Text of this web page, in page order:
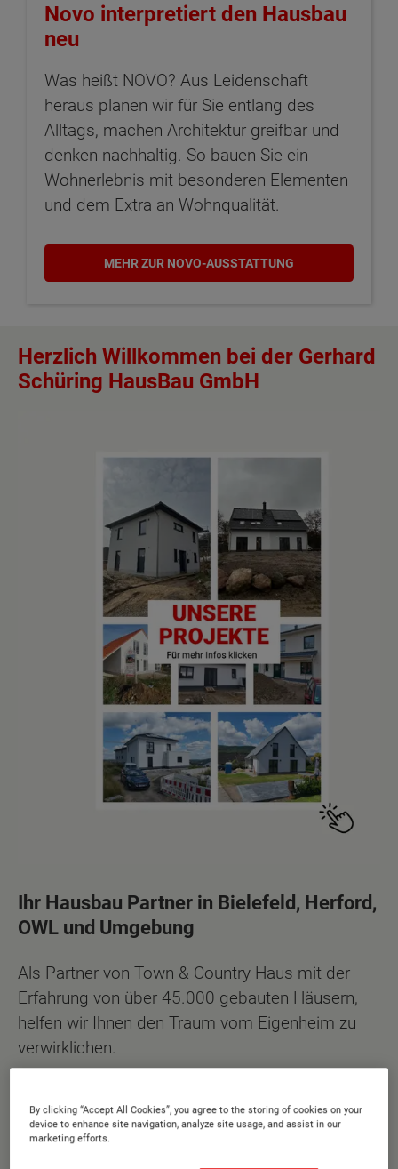
Novo interpretiert den Hausbau
neu
Was heißt NOVO? Aus Leidenschaft
heraus planen wir für Sie entlang des
Alltags, machen Architektur greifbar und
denken nachhaltig. So bauen Sie ein
Wohnerlebnis mit besonderen Elementen
und dem Extra an Wohnqualität.
MEHR ZUR NOVO-AUSSTATTUNG
Herzlich Willkommen bei der Gerhard
Schüring HausBau GmbH
Ihr Hausbau Partner in Bielefeld, Herford,
OWL und Umgebung
Als Partner von Town & Country Haus mit der
Erfahrung von über 45.000 gebauten Häusern,
helfen wir Ihnen den Traum vom Eigenheim zu
verwirklichen.
Unsere 5 Vorteile im Überblick
By clicking “Accept All Cookies”, you agree to the storing of cookies on your
device to enhance site navigation, analyze site usage, and assist in our
marketing efforts.